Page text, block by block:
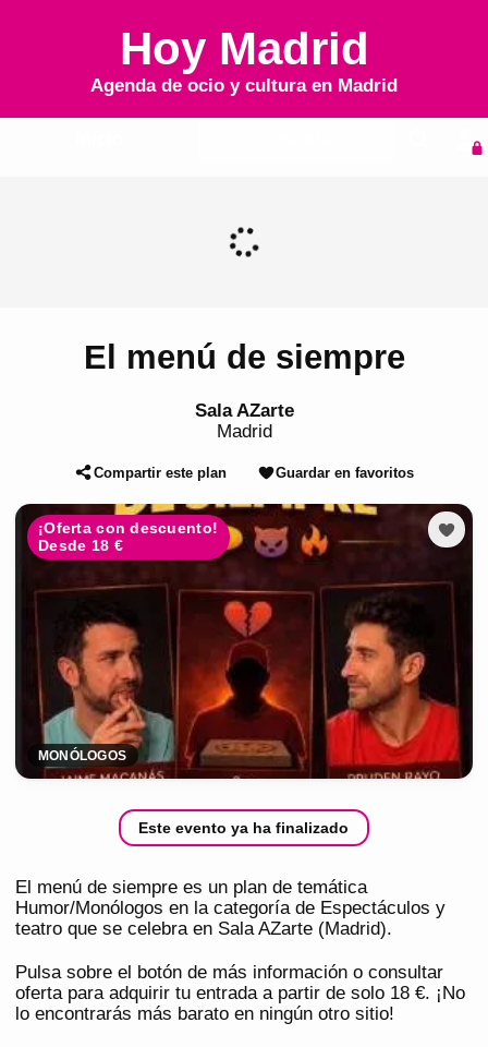
Hoy Madrid
Agenda de ocio y cultura en Madrid
El menú de siempre
Sala AZarte
Madrid
Compartir este plan Guardar en favoritos
¡Oferta con descuento!
Desde 18 €
MONÓLOGOS
Este evento ya ha finalizado
El menú de siempre es un plan de temática
Humor/Monólogos en la categoría de Espectáculos y
teatro que se celebra en Sala AZarte (Madrid).
Pulsa sobre el botón de más información o consultar
oferta para adquirir tu entrada a partir de solo 18 €. ¡No
lo encontrarás más barato en ningún otro sitio!